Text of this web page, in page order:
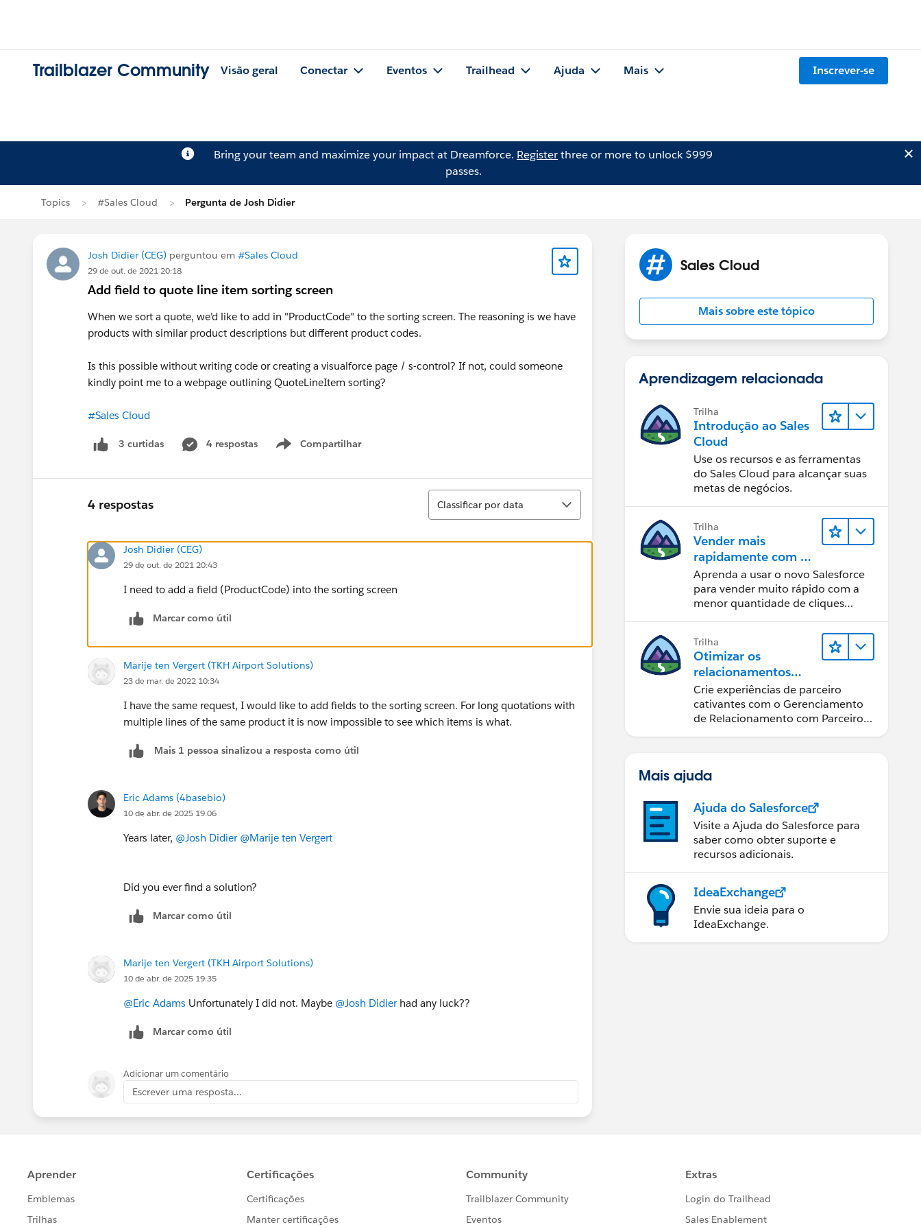
Trailblazer Community Visão geral Conectar Eventos Trailhead Ajuda Mais Inscrever-se
Bring your team and maximize your impact at Dreamforce. Registerthree or more to unlock $999
passes.
Topics #Sales Cloud Pergunta de Josh Didier
Josh Didier (CEG) perguntou em #Sales Cloud
29 de out. de 2021 20:18
Add field to quote line item sorting screen
When we sort a quote, we'd like to add in "ProductCode" to the sorting screen. The reasoning is we have
products with similar product descriptions but different product codes.
Is this possible without writing code or creating a visualforce page / s-control? If not, could someone
kindly point me to a webpage outlining QuoteLineItem sorting?
#Sales Cloud
3 curtidas 4 respostas Compartilhar
Show menu
4 respostas
Classificar
Classificar por data
Josh Didier (CEG)
29 de out. de 2021 20:43
I need to add a field (ProductCode) into the sorting screen
Marcar como útil
Marije ten Vergert (TKH Airport Solutions)
23 de mar. de 2022 10:34
I have the same request, I would like to add fields to the sorting screen. For long quotations with
multiple lines of the same product it is now impossible to see which items is what.
Mais 1 pessoa sinalizou a resposta como útil
Eric Adams (4basebio)
10 de abr. de 2025 19:06
Years later, @Josh Didier @Marije ten Vergert
Did you ever find a solution?
Marcar como útil
Marije ten Vergert (TKH Airport Solutions)
10 de abr. de 2025 19:35
@Eric Adams Unfortunately I did not. Maybe @Josh Didierhad any luck??
Marcar como útil
Adicionar um comentário
Escrever uma resposta...
Sales Cloud
Mais sobre este tópico
Aprendizagem relacionada
Trilha
Introdução ao Sales
Cloud
Use os recursos e as ferramentas
do Sales Cloud para alcançar suas
metas de negócios.
Trilha
Vender mais
rapidamente com o
Sales Cloud
Aprenda a usar o novo Salesforce
para vender muito rápido com a
menor quantidade de cliques
Trilha
Otimizar os
relacionamentos
com parceiros
usando o Sales
Cloud PRM
Crie experiências de parceiro
cativantes com o Gerenciamento
de Relacionamento com Parceiros
Mais ajuda
Ajuda do Salesforce
Visite a Ajuda do Salesforce para
saber como obter suporte e
recursos adicionais.
IdeaExchange
Envie sua ideia para o
IdeaExchange.